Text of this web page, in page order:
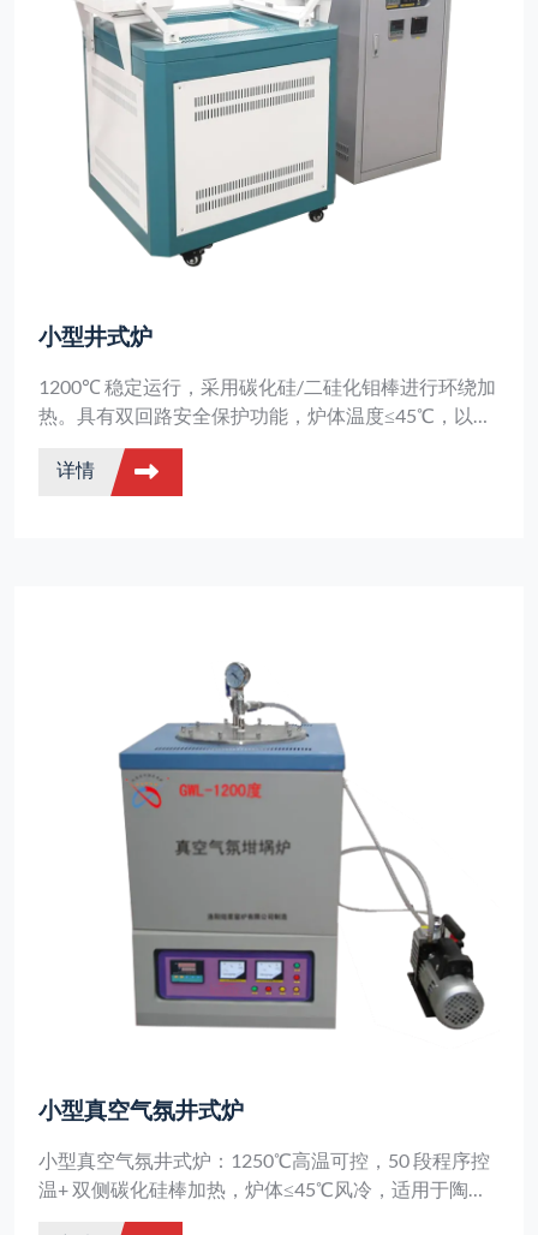
小型井式炉
1200℃ 稳定运行，采用碳化硅/二硅化钼棒进行环绕加
热。具有双回路安全保护功能，炉体温度≤45℃，以及
RS485/USB 接口。适用于材料烧结和工业高温处理场
合。
详情
小型真空气氛井式炉
小型真空气氛井式炉：1250℃高温可控，50 段程序控
温+ 双侧碳化硅棒加热，炉体≤45℃风冷，适用于陶瓷
和电子材料的无氧热处理实验。